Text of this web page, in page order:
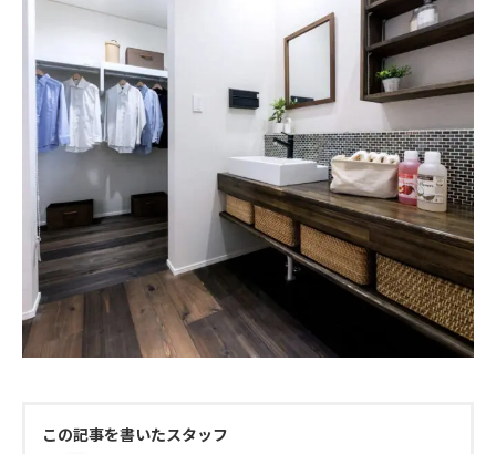
この記事を書いたスタッフ